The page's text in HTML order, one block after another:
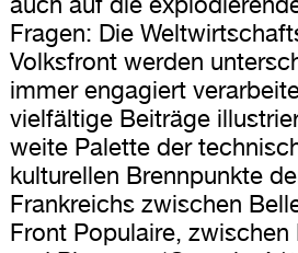
Fragen: Die
Volksfront werden
immer engagiert
vielfältige Beiträge
weite Palette der
kulturellen Brennpunkte
Frankreichs zwischen
Front Populaire, zwischen